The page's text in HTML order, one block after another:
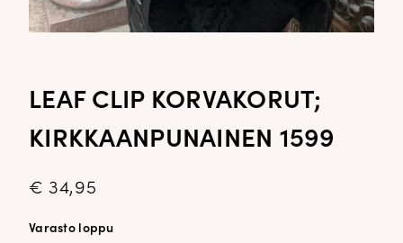
LEAF CLIP KORVAKORUT;
KIRKKAANPUNAINEN 1599
€ 34,95
Varasto loppu